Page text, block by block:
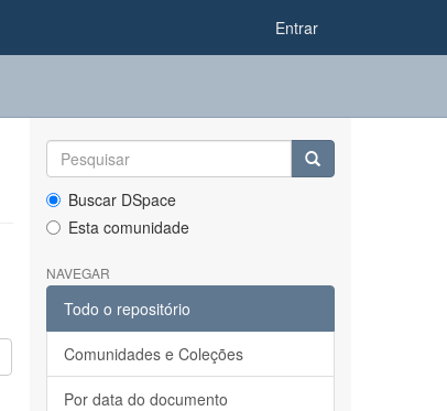
Entrar
Buscar DSpace
Esta comunidade
NAVEGAR
Todo o repositório
Comunidades e Coleções
Por data do documento